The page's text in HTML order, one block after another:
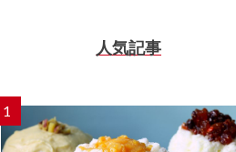
人気記事
1